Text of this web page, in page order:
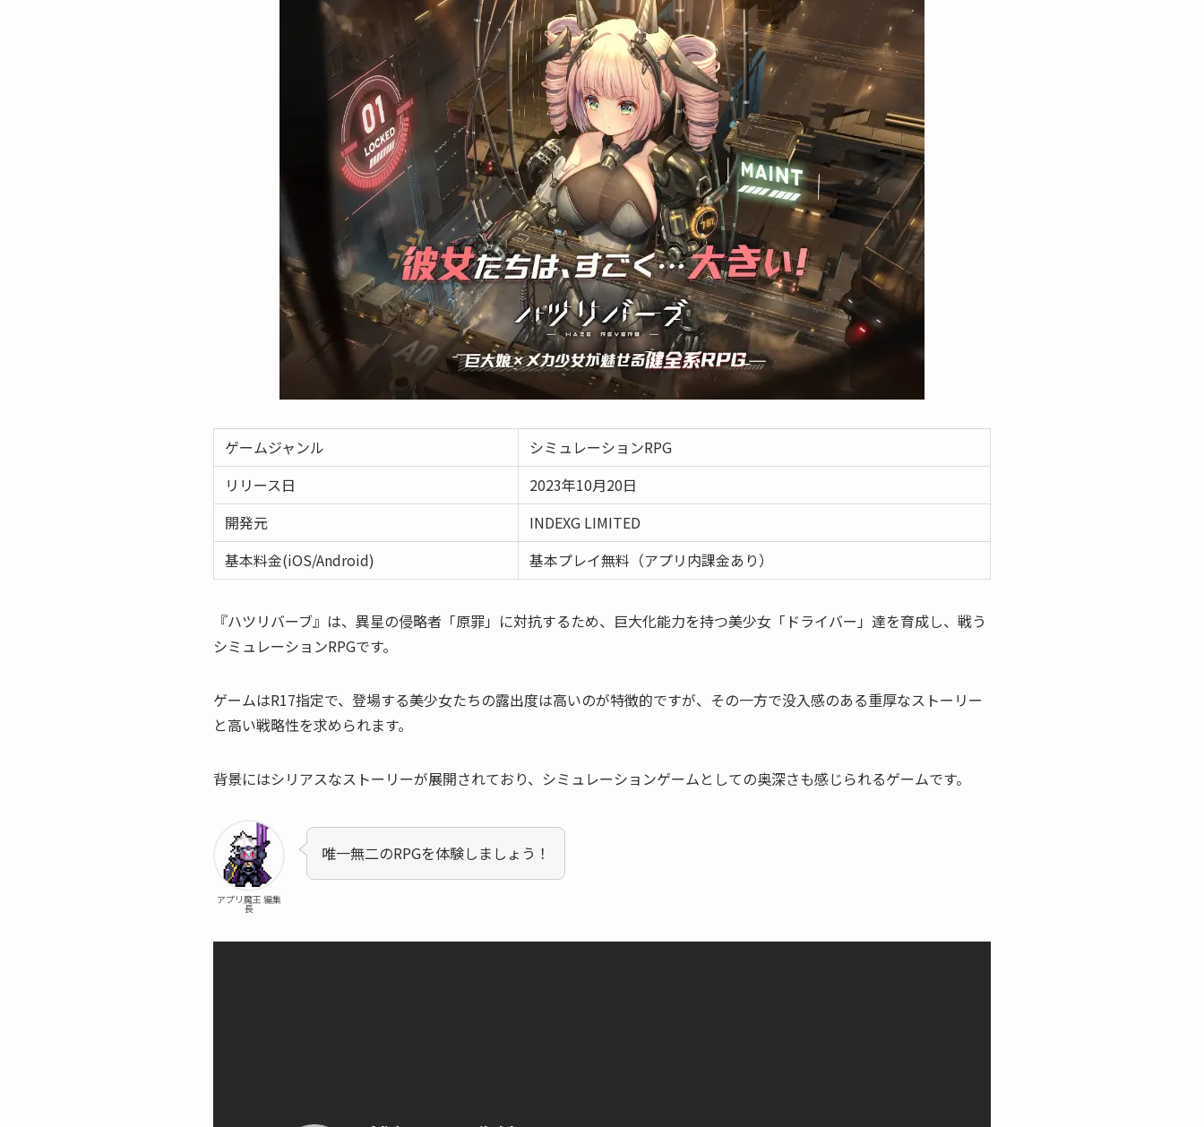
ゲームジャンル
シミュレーションRPG
リリース日
2023年10月20日
開発元
INDEXG LIMITED
基本料金(iOS/Android)
基本プレイ無料（アプリ内課金あり）
『ハツリバーブ』は、異星の侵略者「原罪」に対抗するため、巨大化能力を持つ美少女「ドライバー」達を育成し、戦う
シミュレーションRPGです。
ゲームはR17指定で、登場する美少女たちの露出度は高いのが特徴的ですが、その一方で没入感のある重厚なストーリー
と高い戦略性を求められます。
背景にはシリアスなストーリーが展開されており、シミュレーションゲームとしての奥深さも感じられるゲームです。
アプリ魔王 編集
長
唯一無二のRPGを体験しましょう！